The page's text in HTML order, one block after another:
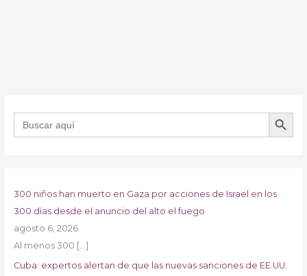
Buscar: BOTÓN DE
300 niños han muerto en Gaza por acciones de Israel en los
300 días desde el anuncio del alto el fuego
agosto 6, 2026
Al menos 300 […]
Cuba: expertos alertan de que las nuevas sanciones de EE.UU.